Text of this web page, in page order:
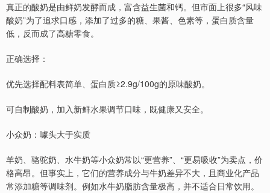
真正的酸奶是由鲜奶发酵而成，富含益生菌和钙。但市面上很多“风味
酸奶”为了追求口感，添加了过多的糖、果酱、色素等，蛋白质含量
低，反而成了高糖零食。
正确选择：
优先选择配料表简单、蛋白质≥2.9g/100g的原味酸奶。
可自制酸奶，加入新鲜水果调节口味，既健康又安全。
小众奶：噱头大于实质
羊奶、骆驼奶、水牛奶等小众奶常以“更营养”、“更易吸收”为卖点，价
格高昂。但事实上，它们的营养成分与牛奶差异不大，且商业化产品
常添加糖等调味剂。例如水牛奶脂肪含量极高，并不适合日常饮用。